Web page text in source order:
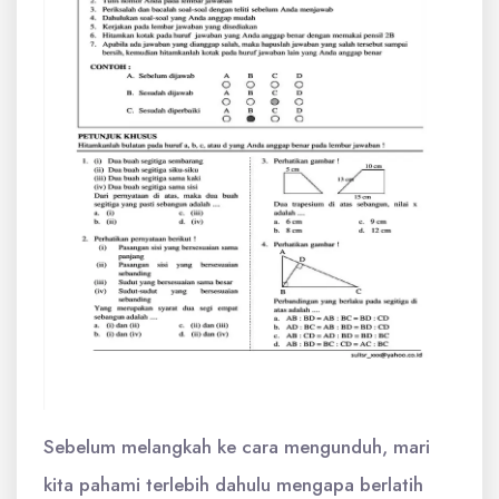
Sebelum melangkah ke cara mengunduh, mari
kita pahami terlebih dahulu mengapa berlatih